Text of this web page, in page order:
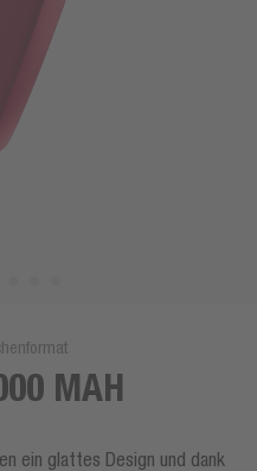
MAH
ein glattes Design und dank